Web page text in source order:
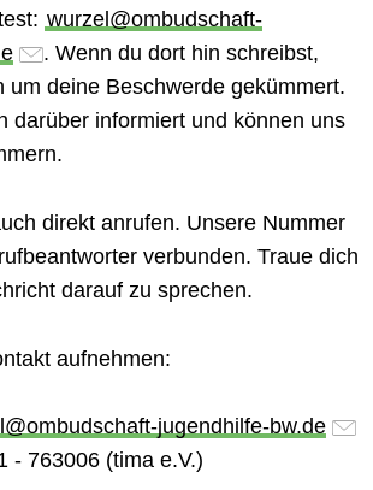
wurzel@ombudschaft-
. Wenn du dort hin schreibst,
um deine Beschwerde gekümmert.
darüber informiert und können uns
direkt anrufen. Unsere Nummer
verbunden. Traue dich
darauf zu sprechen.
aufnehmen:
jugendhilfe-bw.de
- 763006 (tima e.V.)